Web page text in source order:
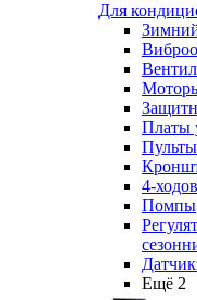
Для
Платы
4-
Помпы
Ещё 2